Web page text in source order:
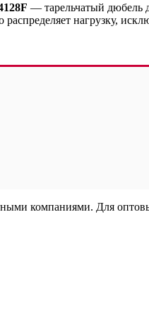
— тарельчатый дюбель
нагрузку,
компаниями. Для